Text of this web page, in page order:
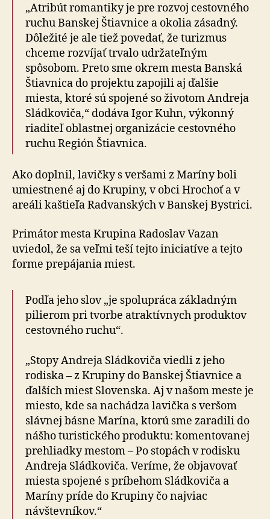
„Atribút romantiky je pre rozvoj cestovného
ruchu Banskej Štiavnice a okolia zásadný.
Dôležité je ale tiež povedať, že turizmus
chceme rozvíjať trvalo udržateľným
spôsobom. Preto sme okrem mesta Banská
Štiavnica do projektu zapojili aj ďalšie
miesta, ktoré sú spojené so životom Andreja
Sládkoviča,“ dodáva Igor Kuhn, výkonný
riaditeľ oblastnej organizácie cestovného
ruchu Región Štiavnica.
Ako doplnil, lavičky s veršami z Maríny boli
umiestnené aj do Krupiny, v obci Hrochoť a v
areáli kaštieľa Radvanských v Banskej Bystrici.
Primátor mesta Krupina Radoslav Vazan
uviedol, že sa veľmi teší tejto iniciatíve a tejto
forme prepájania miest.
Podľa jeho slov „je spolupráca základným
pilierom pri tvorbe atraktívnych produktov
cestovného ruchu“.
„Stopy Andreja Sládkoviča viedli z jeho
rodiska – z Krupiny do Banskej Štiavnice a
ďalších miest Slovenska. Aj v našom meste je
miesto, kde sa nachádza lavička s veršom
slávnej básne Marína, ktorú sme zaradili do
nášho turistického produktu: komentovanej
prehliadky mestom – Po stopách v rodisku
Andreja Sládkoviča. Veríme, že objavovať
miesta spojené s príbehom Sládkoviča a
Maríny príde do Krupiny čo najviac
návštevníkov.“